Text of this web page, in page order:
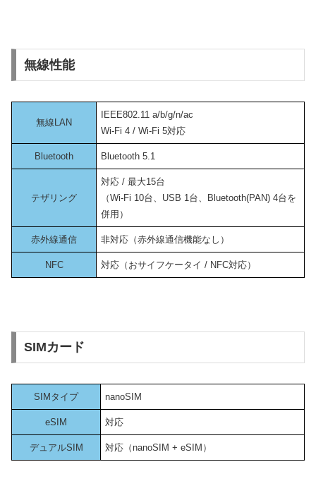
無線性能
無線LAN
IEEE802.11 a/b/g/n/ac
Wi-Fi 4 / Wi-Fi 5対応
Bluetooth Bluetooth 5.1
テザリング
対応 / 最大15台
（Wi-Fi 10台、USB 1台、Bluetooth(PAN) 4台を
併用）
赤外線通信 非対応（赤外線通信機能なし）
NFC 対応（おサイフケータイ / NFC対応）
SIMカード
SIMタイプ nanoSIM
eSIM 対応
デュアルSIM 対応（nanoSIM + eSIM）